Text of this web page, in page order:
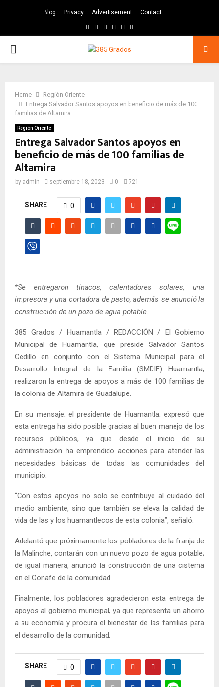
Blog Privacy Advertisement Contact
Facebook
TwitterInstagram
Pinterest
Google
PRIMARY
Home
Región Oriente
Entrega Salvador Santos apoyos en beneficio de más de 100
familias de Altamira
Región Oriente
Entrega Salvador Santos apoyos en
beneficio de más de 100 familias de
Altamira
by admin septiembre 18, 2023 0 721
SHARE 0
*Se entregaron tinacos, calentadores solares, una
impresora y una cortadora de pasto, además se anunció la
construcción de un pozo de agua potable.
385 Grados / Huamantla / REDACCIÓN / El Gobierno
Municipal de Huamantla, que preside Salvador Santos
Cedillo en conjunto con el Sistema Municipal para el
Desarrollo Integral de la Familia (SMDIF) Huamantla,
realizaron la entrega de apoyos a más de 100 familias de
la colonia de Altamira de Guadalupe.
En su mensaje, el presidente de Huamantla, expresó que
esta entrega ha sido posible gracias al buen manejo de los
recursos públicos, ya que desde el inicio de su
administración ha emprendido acciones para atender las
necesidades básicas de todas las comunidades del
municipio.
“Con estos apoyos no solo se contribuye al cuidado del
medio ambiente, sino que también se eleva la calidad de
vida de las y los huamantlecos de esta colonia”, señaló.
Adelantó que próximamente los pobladores de la franja de
la Malinche, contarán con un nuevo pozo de agua potable;
de igual manera, anunció la construcción de una cisterna
en el Conafe de la comunidad.
Finalmente, los pobladores agradecieron esta entrega de
apoyos al gobierno municipal, ya que representa un ahorro
a su economía y procura el bienestar de las familias para
el desarrollo de la comunidad.
SHARE 0